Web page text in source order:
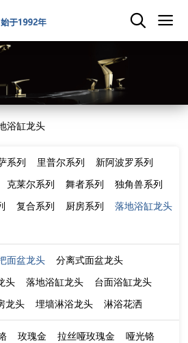
浴缸龙头
系列 里普尔系列
新阿波罗系列
克莱尔系列 舞者系列
独角兽系列
复合系列 厨房系列
落地浴缸龙头
面盆龙头
分离式面盆龙头
头
落地浴缸龙头
台面浴缸龙头
龙头
埋墙淋浴龙头 淋浴花洒
玫瑰金 拉丝哑玫瑰金
哑光铬